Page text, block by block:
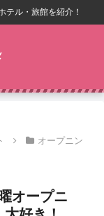
テル・旅館を紹介！
オープニン
オープニ